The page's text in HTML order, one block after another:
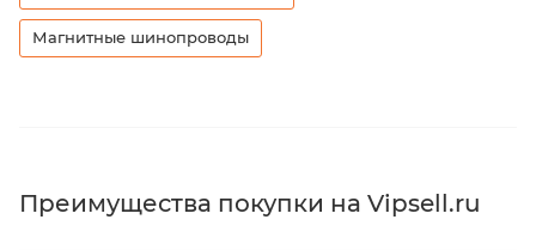
Магнитные шинопроводы
Преимущества покупки на Vipsell.ru